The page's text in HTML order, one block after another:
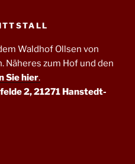
Waldhof Ollsen von
Näheres zum Hof und den
Sie hier.
2, 21271 Hanstedt-